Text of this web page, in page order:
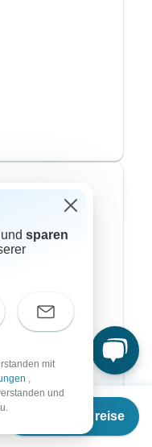
Termine & Preise
sparen
mit
,
und